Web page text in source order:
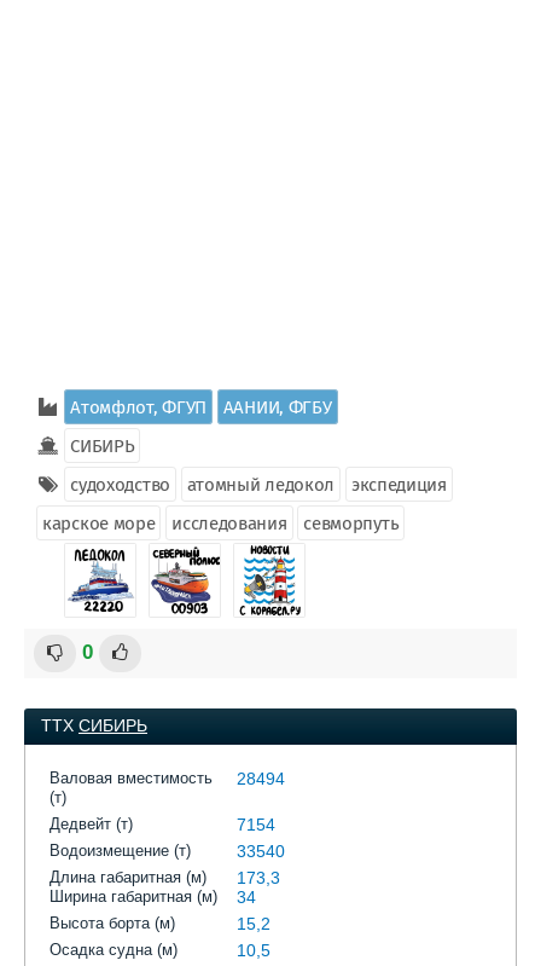
Атомфлот, ФГУП
ААНИИ, ФГБУ
СИБИРЬ
судоходство
атомный ледокол
экспедиция
карское море
исследования севморпуть
0
ТТХ СИБИРЬ
Валовая вместимость
(т)
28494
Дедвейт (т) 7154
Водоизмещение (т) 33540
Длина габаритная (м) 173,3
Ширина габаритная (м) 34
Высота борта (м) 15,2
Осадка судна (м) 10,5